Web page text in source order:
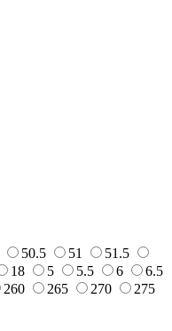
50.5 51
51.5
18 5 5.5 6
6.5
260 265 270
275